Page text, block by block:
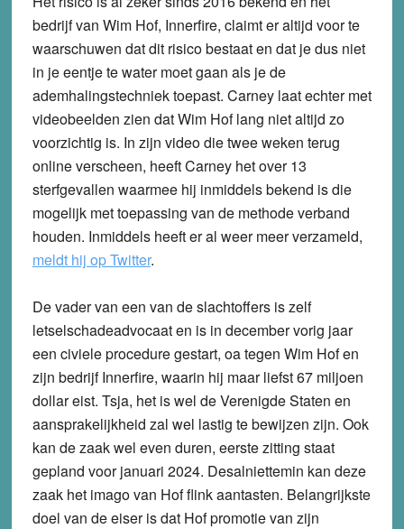
bedrijf van Wim Hof, Innerfire, claimt er altijd voor te
waarschuwen dat dit risico bestaat en dat je dus niet
in je eentje te water moet gaan als je de
ademhalingstechniek toepast. Carney laat echter met
videobeelden zien dat Wim Hof lang niet altijd zo
voorzichtig is. In zijn video die twee weken terug
online verscheen, heeft Carney het over 13
sterfgevallen waarmee hij inmiddels bekend is die
mogelijk met toepassing van de methode verband
houden. Inmiddels heeft er al weer meer verzameld,
meldt hij op Twitter.
De vader van een van de slachtoffers is zelf
letselschadeadvocaat en is in december vorig jaar
een civiele procedure gestart, oa tegen Wim Hof en
zijn bedrijf Innerfire, waarin hij maar liefst 67 miljoen
dollar eist. Tsja, het is wel de Verenigde Staten en
aansprakelijkheid zal wel lastig te bewijzen zijn. Ook
kan de zaak wel even duren, eerste zitting staat
gepland voor januari 2024. Desalniettemin kan deze
zaak het imago van Hof flink aantasten. Belangrijkste
doel van de eiser is dat Hof promotie van zijn